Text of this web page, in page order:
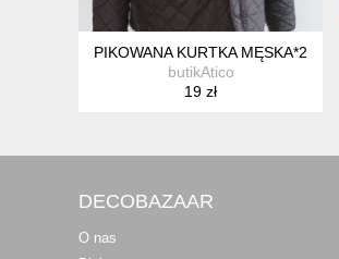
PIKOWANA KURTKA MĘSKA*2
butikAtico
19 zł
DECOBAZAAR
O nas